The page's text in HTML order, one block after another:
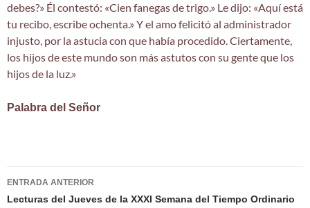
debes?» Él contestó: «Cien fanegas de trigo.» Le dijo: «Aquí está
tu recibo, escribe ochenta.» Y el amo felicitó al administrador
injusto, por la astucia con que había procedido. Ciertamente,
los hijos de este mundo son más astutos con su gente que los
hijos de la luz.»
Palabra del Señor
Navegación
de
ENTRADA ANTERIOR
Lecturas del Jueves de la XXXI Semana del Tiempo Ordinario